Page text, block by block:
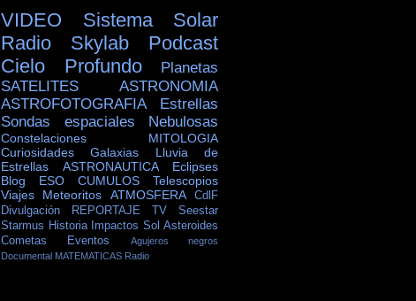
VIDEO
Sistema Solar
Radio Skylab
Podcast
Cielo Profundo
Planetas
SATELITES
ASTRONOMIA
ASTROFOTOGRAFIA
Estrellas
Sondas espaciales
Nebulosas
Constelaciones
MITOLOGIA
Curiosidades
Galaxias
Lluvia de
Estrellas
ASTRONAUTICA
Eclipses
Blog
ESO CUMULOS
Telescopios
Viajes
Meteoritos ATMOSFERA
CdlF
Divulgación
REPORTAJE TV
Seestar
Starmus Historia Impactos Sol Asteroides
Cometas
Eventos
Agujeros negros
Documental MATEMATICAS Radio